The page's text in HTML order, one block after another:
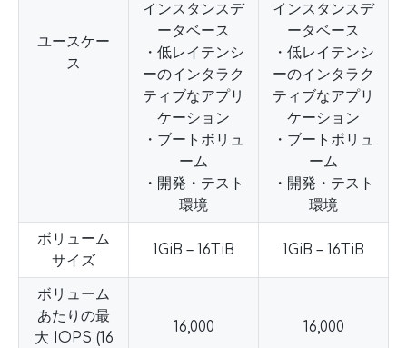
ユースケー
ス
インスタンスデ
ータベース
・低レイテンシ
ーのインタラク
ティブなアプリ
ケーション
・ブートボリュ
ーム
・開発・テスト
環境
インスタンスデ
ータベース
・低レイテンシ
ーのインタラク
ティブなアプリ
ケーション
・ブートボリュ
ーム
・開発・テスト
環境
ボリューム
サイズ
1GiB – 16TiB 1GiB – 16TiB
ボリューム
あたりの最
大 IOPS (16
16,000 16,000